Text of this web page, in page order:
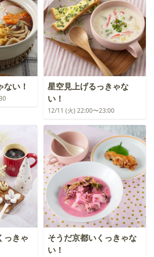
い！
星空見上げるっきゃな
い！
12/11 (火) 22:00〜23:00
っきゃ
そうだ京都いくっきゃな
い！